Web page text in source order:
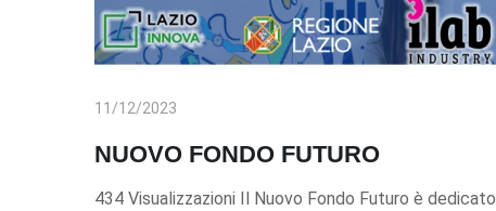
11/12/2023
NUOVO FONDO FUTURO
434 Visualizzazioni Il Nuovo Fondo Futuro è dedicato